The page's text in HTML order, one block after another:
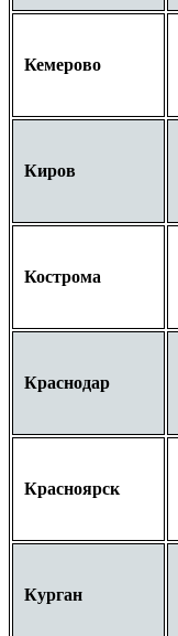
Кемерово
Киров
Кострома
Краснодар
Красноярск
Курган